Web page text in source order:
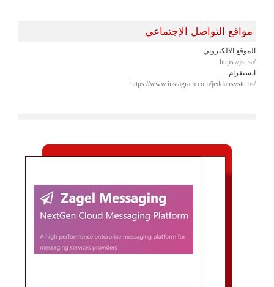
مواقع التواصل الإجتماعي
الموقع الالكتروني:
https://jst.sa/
انستغرام:
https://www.instagram.com/jeddahsystems/